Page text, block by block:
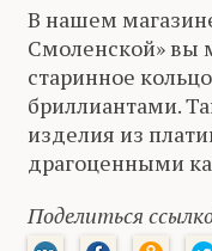
В нашем
Смоленской» вы
старинное
бриллиантами.
изделия из
драгоценными
Поделиться